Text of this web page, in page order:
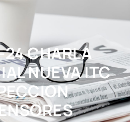
CHARLA
NUEVA ITC